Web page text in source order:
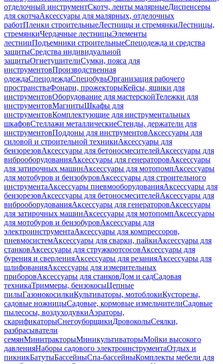
отделочный инструментСкотч, ленты малярныеДиспенсеры
для скотчаАксессуары для малярных, отделочных
работПленки строительныеЛестницы и стремянкиЛестницы,
стремянкиЧердачные лестницыЭлементы
лестницПодъемники строительныеСпецодежда и средства
защитыСредства индивидуальной
защитыОгнетушителиСумки, пояса для
инструментовПроизводственная
одеждаСпецодеждаСпецобувьОрганизация рабочего
пространстваФонари, прожекторыКейсы, ящики для
инструментовОборудование для мастерскойТележки для
инструментовМагнитыШкафы для
инструментовКомплектующие для инструментальных
шкафовСтеллажи металлическиеСтенды, держатели для
инструментовПоддоны для инструментовАксессуары для
силовой и строительной техникиАксессуары для
бензорезовАксессуары для бетоносмесителейАксессуары для
виброоборудованияАксессуары для генераторовАксессуары
для затирочных машинАксессуары для мотопомпАксессуары
для мотобуров и бензобуровАксессуары для строительного
инструментаАксессуары пневмооборудованияАксессуары для
бензорезовАксессуары для бетоносмесителейАксессуары для
виброоборудованияАксессуары для генераторовАксессуары
для затирочных машинАксессуары для мотопомпАксессуары
для мотобуров и бензобуровАксессуары для
электроинструментаАксессуары для компрессоров,
пневмосистемАксессуары для сварки, пайкиАксессуары для
станковАксессуары для стружкоотсосовАксессуары для
бурения и сверленияАксессуары для резанияАксессуары для
шлифованияАксессуары для измерительных
приборовАксессуары для станковДом и садСадовая
техникаТриммеры, бензокосыЦепные
пилыГазонокосилкиКультиваторы, мотоблокиКусторезы,
садовые ножницыСадовые, кормовые измельчителиСадовые
пылесосы, воздуходувкиАэраторы,
скарификаторыСнегоуборщикиДровоколыСеялки,
разбрасыватели
семянМинитракторыМиникультиваторыМойки высокого
давленияНаборы садового электроинструментаОтдых и
пикникБатутыБассейныСпа-бассейныКомплекты мебели для